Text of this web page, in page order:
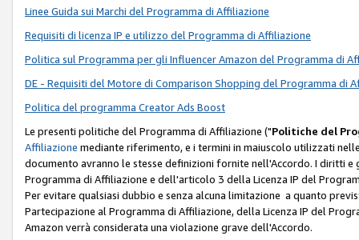
Linee Guida sui Marchi del Programma di Affiliazione
Requisiti di licenza IP e utilizzo del Programma di Affiliazione
Politica sul Programma per gli Influencer Amazon del Programma di
DE - Requisiti del Motore di Comparison Shopping del Programma di
Politica del programma Creator Ads Boost
Le presenti politiche del Programma di Affiliazione ("Politiche del
Affiliazione mediante riferimento, e i termini in maiuscolo utilizzati
documento avranno le stesse definizioni fornite nell'Accordo. I diritti
Programma di Affiliazione e dell'articolo 3 della Licenza IP del
Per evitare qualsiasi dubbio e senza alcuna limitazione a quanto
Partecipazione al Programma di Affiliazione, della Licenza IP del
Amazon verrà considerata una violazione grave dell'Accordo.